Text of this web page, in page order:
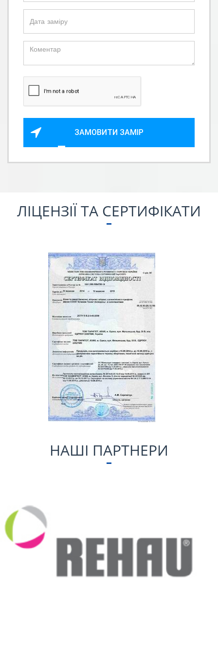
ЗАМОВИТИ ЗАМІР
ЛІЦЕНЗІЇ ТА СЕРТИФІКАТИ
НАШІ ПАРТНЕРИ